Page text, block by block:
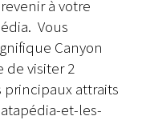
à votre
Vous
Canyon
de visiter 2
attraits
et-les-